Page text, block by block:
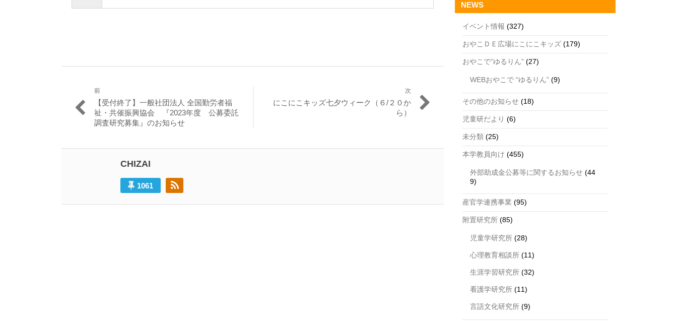
稿
ョ
前
過
去
の
【受付終了】一般社団法人 全国勤労者福
祉・共催振興協会 『2023年度 公募委託
調査研究募集』のお知らせ
次
にこにこキッズ七夕ウィーク（６/２０か
ら）
CHIZAI
1061
NEWS
イベント情報 (327)
おやこＤＥ広場にこにこキッズ (179)
おやこで”ゆるりん” (27)
WEBおやこで “ゆるりん” (9)
その他のお知らせ (18)
児童研だより (6)
未分類 (25)
本学教員向け (455)
外部助成金公募等に関するお知らせ (44
9)
産官学連携事業 (95)
附置研究所 (85)
児童学研究所 (28)
心理教育相談所 (11)
生涯学習研究所 (32)
看護学研究所 (11)
言語文化研究所 (9)